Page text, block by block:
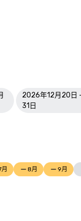
2026年12月20日
31日
月 8月 9月